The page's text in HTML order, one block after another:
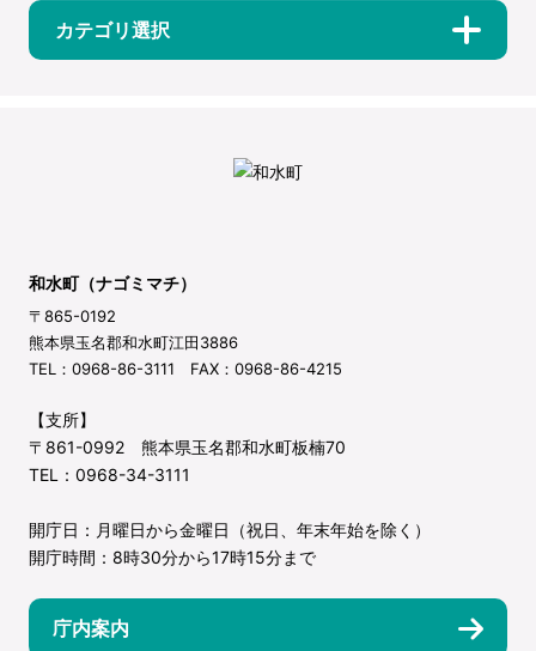
カテゴリ選択
和水町（ナゴミマチ）
〒865-0192
熊本県玉名郡和水町江田3886
TEL：0968-86-3111 FAX：0968-86-4215
【支所】
〒861-0992 熊本県玉名郡和水町板楠70
TEL：0968-34-3111
開庁日：月曜日から金曜日（祝日、年末年始を除く）
開庁時間：8時30分から17時15分まで
庁内案内